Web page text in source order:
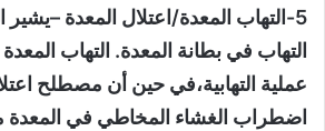
5-التهاب المعدة/اعتلال المعدة –يشير
التهاب في بطانة المعدة. التهاب
عملية التهابية،في حين أن مصطلح
اضطراب الغشاء المخاطي في المعدة